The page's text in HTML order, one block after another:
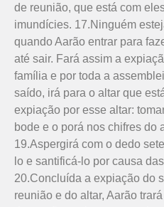
de reunião, que está com
imundícies. 17.Ninguém
quando Aarão entrar para
até sair. Fará assim a
família e por toda a
saído, irá para o altar que
expiação por esse altar:
bode e o porá nos chifres do
19.Aspergirá com o dedo
lo e santificá-lo por causa
20.Concluída a expiação do
reunião e do altar, Aarão